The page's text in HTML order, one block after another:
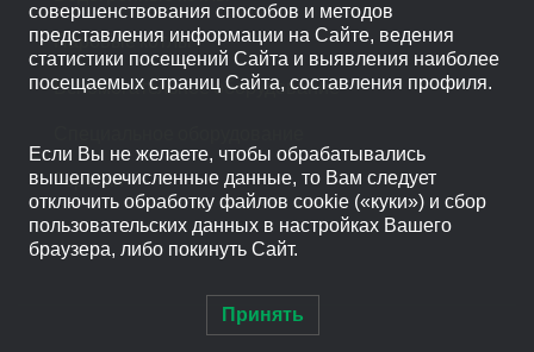
Паровые котлы
Вспомогательное оборудование
Горелки
совершенствования способов и методов
представления информации на Сайте, ведения
статистики посещений Сайта и выявления наиболее
посещаемых страниц Сайта, составления профиля.
Если Вы не желаете, чтобы обрабатывались
вышеперечисленные данные, то Вам следует
отключить обработку файлов cookie («куки») и сбор
пользовательских данных в настройках Вашего
браузера, либо покинуть Сайт.
Принять